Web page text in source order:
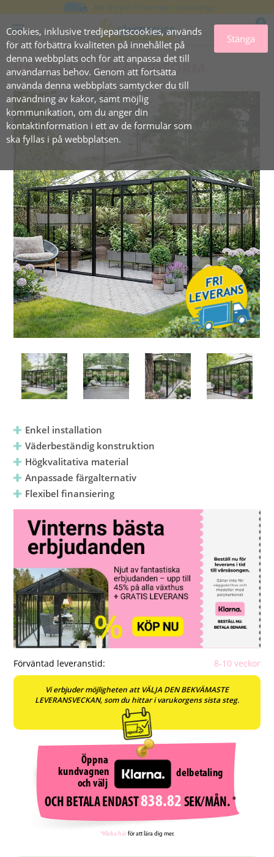
Cookies, inklusive tredjepartscookies, används
för att förbättra kvaliteten på innehållet på
denna webbplats och för att anpassa det till
användarnas behov. Genom att fortsätta
använda denna webbplats samtycker du till
användning av kakor, samt möjlig
kommunikation, om du anger din
kontaktinformation i ett av de formulär som
ska fyllas i på webbplatsen.
Stänga
Bra fast pris för leverans i hela Sverige
0
VÄXTHUS I PYRAMIDFORM
Enkel installation
Väderbeständig konstruktion
Högkvalitativa material
Anpassade färgalternativ
Flexibel finansiering
Förväntad leveranstid: 8-10 veckor
Vi erbjuder möjligheten att VÄLJA DEN BEKVÄMASTE
LEVERANSVECKAN, som du hittar i varukorgens sista steg.
Öppna
kundvagnen
och välj
delbetaling
OCH BETALA ENDAST838.82SEK/MÅN. *
*Klicka härför att lära dig mer.